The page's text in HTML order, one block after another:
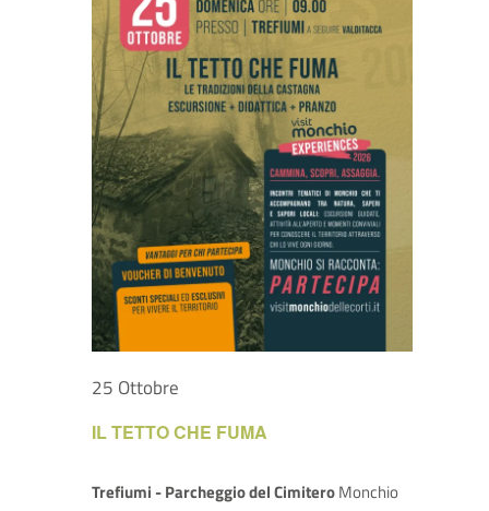
IL TETTO CHE FUMA
25 Ottobre
Trefiumi - Parcheggio del CimiteroMonchio